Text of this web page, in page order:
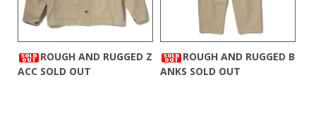
ROUGH AND RUGGED Z
ACC SOLD OUT
ROUGH AND RUGGED B
ANKS SOLD OUT